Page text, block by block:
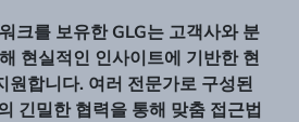
크를 보유한 GLG는 고객사와 분
현실적인 인사이트에 기반한 현
원합니다. 여러 전문가로 구성된
긴밀한 협력을 통해 맞춤 접근법